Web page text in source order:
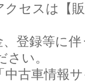
セスは【
登録等に
い。
中古車情報